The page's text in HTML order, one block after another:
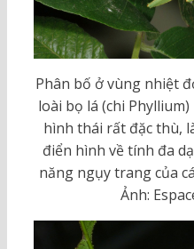
Phân bố ở vùng nhiệt
loài bọ lá (chi
hình thái rất đặc thù,
điển hình về tính đa
năng ngụy trang của
Ảnh: